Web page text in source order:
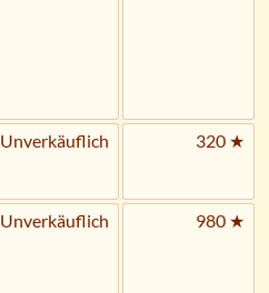
Unverkäuflich 320 ★
Unverkäuflich 980 ★